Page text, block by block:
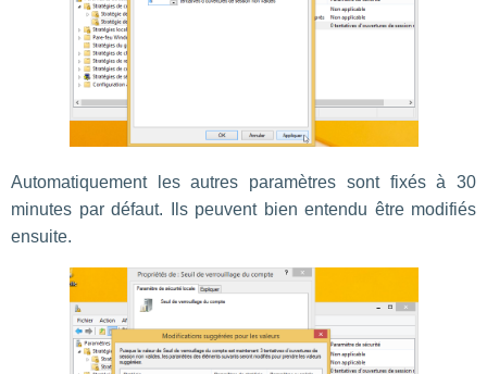
Automatiquement les autres paramètres sont fixés à 30
minutes par défaut. Ils peuvent bien entendu être modifiés
ensuite.